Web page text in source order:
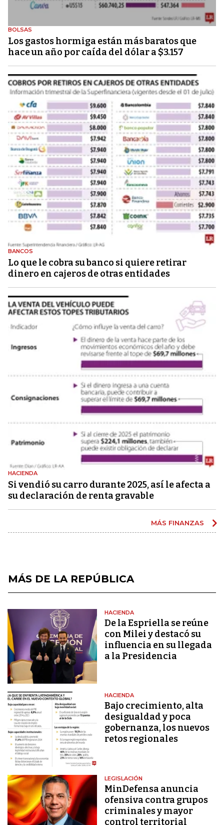
BOLSAS
Los gastos hormiga están más baratos que
hace un año por caída del dólar a $3.157
BANCOS
Lo que le cobra su banco si quiere retirar
dinero en cajeros de otras entidades
HACIENDA
Si vendió su carro durante 2025, así le afecta a
su declaración de renta gravable
MÁS FINANZAS
MÁS DE LA REPÚBLICA
HACIENDA
De la Espriella se reúne
con Milei y destacó su
influencia en su llegada
a la Presidencia
HACIENDA
Bajo crecimiento, alta
desigualdad y poca
gobernanza, los nuevos
retos regionales
LEGISLACIÓN
MinDefensa anuncia
ofensiva contra grupos
criminales y mayor
control territorial